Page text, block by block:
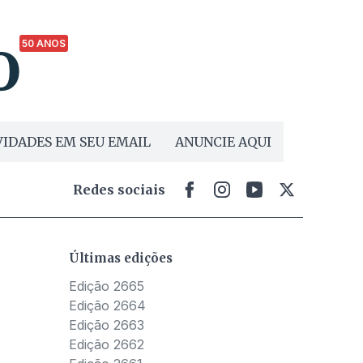
50 ANOS
EM SEU EMAIL ANUNCIE AQUI
Redes sociais
Últimas edições
Edição 2665
Edição 2664
Edição 2663
Edição 2662